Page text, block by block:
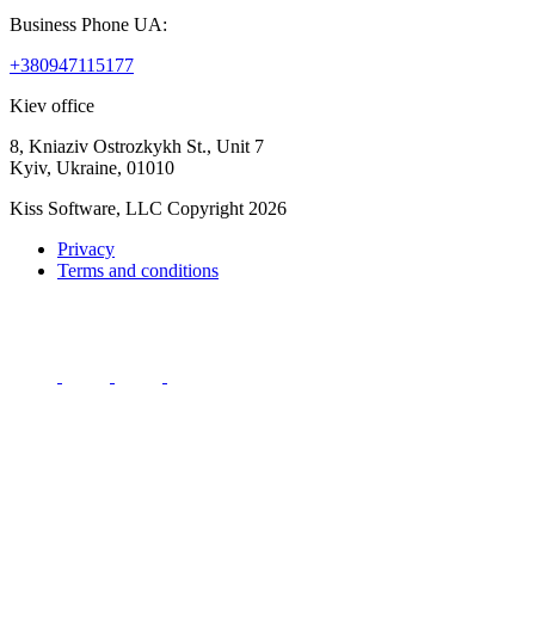
Business Phone UA:
+380947115177
Kiev office
8, Kniaziv Ostrozkykh St., Unit 7
Kyiv, Ukraine, 01010
Kiss Software, LLC Copyright 2026
Privacy
Terms and conditions